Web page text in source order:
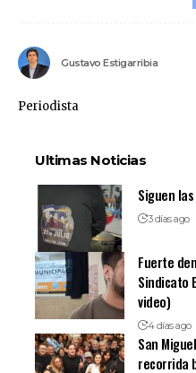
Gustavo Estigarribia
Periodista
Ultimas Noticias
Siguen
3 días ago
Fuerte
Sindicato
video)
4 días ago
San
recorrida